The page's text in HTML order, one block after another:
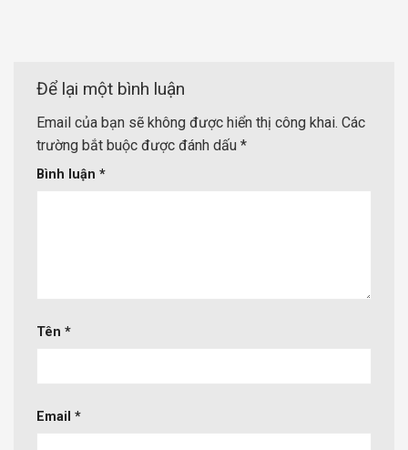
Để lại một bình luận
Email của bạn sẽ không được hiển thị công khai. Các
trường bắt buộc được đánh dấu *
Bình luận *
Tên *
Email *